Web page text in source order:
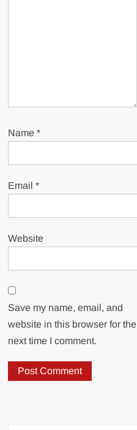
Name*
Email*
Website
Save my name, email, and
website in this browser for the
next time I comment.